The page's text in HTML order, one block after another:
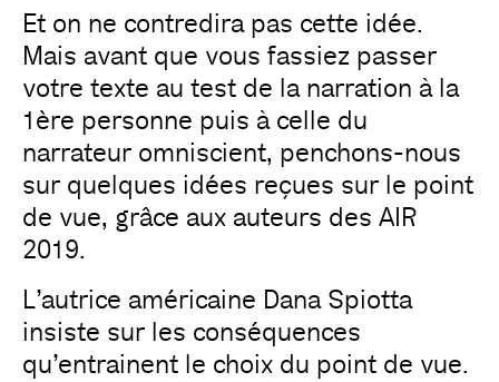
Et on ne contredira pas cette idée.
Mais avant que vous fassiez passer
votre texte au test de la narration à la
1ère personne puis à celle du
narrateur omniscient, penchons-nous
sur quelques idées reçues sur le point
de vue, grâce aux auteurs des AIR
2019.
L’autrice américaine Dana Spiotta
insiste sur les conséquences
qu’entrainent le choix du point de vue.